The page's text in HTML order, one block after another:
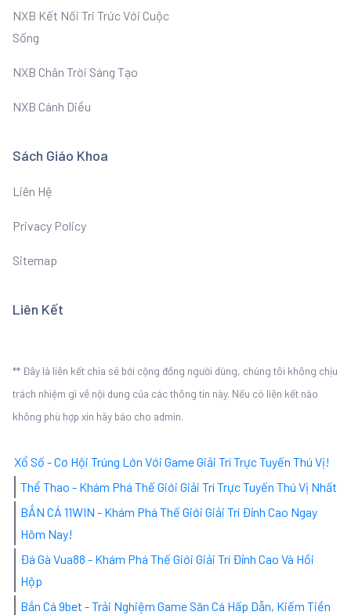
NXB Kết Nối Tri Trức Với Cuộc
Sống
NXB Chân Trời Sáng Tạo
NXB Cánh Diều
Sách Giáo Khoa
Liên Hệ
Privacy Policy
Sitemap
Liên Kết
** Đây là liên kết chia sẻ bới cộng đồng người dùng, chúng tôi không chịu
trách nhiệm gì về nội dung của các thông tin này. Nếu có liên kết nào
không phù hợp xin hãy báo cho admin.
Xổ Số - Cơ Hội Trúng Lớn Với Game Giải Trí Trực Tuyến Thú Vị!
Thể Thao - Khám Phá Thế Giới Giải Trí Trực Tuyến Thú Vị Nhất
BẮN CÁ 11WIN - Khám Phá Thế Giới Giải Trí Đỉnh Cao Ngay
Hôm Nay!
Đá Gà Vua88 - Khám Phá Thế Giới Giải Trí Đỉnh Cao Và Hồi
Hộp
Bắn Cá 9bet - Trải Nghiệm Game Săn Cá Hấp Dẫn, Kiếm Tiền